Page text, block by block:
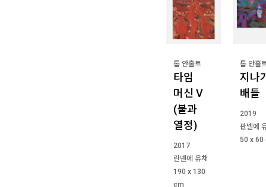
톰 안홀트
타임
머신 V
(불과
열정)
2017
린넨에 유채
190 x 130
cm
톰 안홀
지나
배들
2019
판넬에
50 x 60